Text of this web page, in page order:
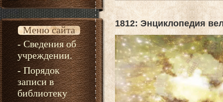
Меню сайта
- Сведения об
учреждении.
- Порядок
записи в
библиотеку
1812: Энциклопедия